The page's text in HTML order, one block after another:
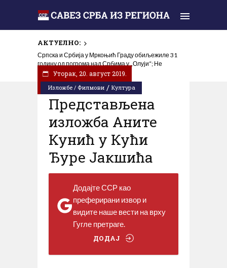
АКТУЕЛНО:
Српска и Србија у Мркоњић Граду обиљежиле 31
годину од погрома над Србима у „Олуји“; Не
заборавити страдање и прогон
Изложбе / Филмови / Култура
Уторак, 20. август 2019.
Представљена
изложба Аните
Кунић у Кући
Ђуре Јакшића
Додајте ССР као
преферирани извор и
видите наше вести на врху
Гугле претраге.
ДОДАЈ